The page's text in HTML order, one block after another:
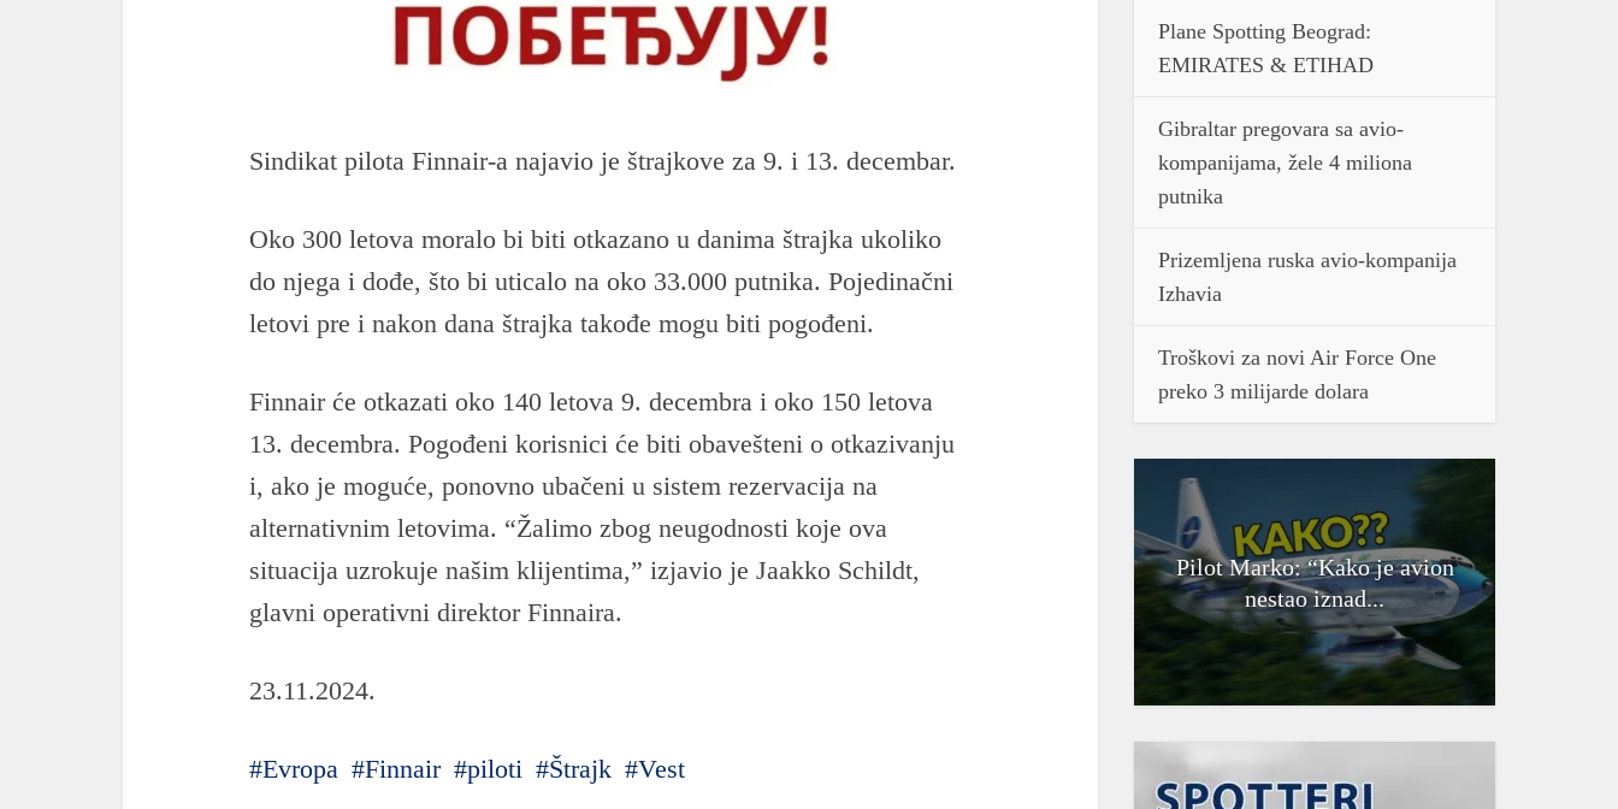
Sindikat pilota Finnair-a najavio je štrajkove za 9. i 13. decembar.
Oko 300 letova moralo bi biti otkazano u danima štrajka ukoliko
do njega i dođe, što bi uticalo na oko 33.000 putnika. Pojedinačni
letovi pre i nakon dana štrajka takođe mogu biti pogođeni.
Finnair će otkazati oko 140 letova 9. decembra i oko 150 letova
13. decembra. Pogođeni korisnici će biti obavešteni o otkazivanju
i, ako je moguće, ponovno ubačeni u sistem rezervacija na
alternativnim letovima. “Žalimo zbog neugodnosti koje ova
situacija uzrokuje našim klijentima,” izjavio je Jaakko Schildt,
glavni operativni direktor Finnaira.
23.11.2024.
Evropa Finnair piloti Štrajk Vest
Plane Spotting Beograd:
EMIRATES & ETIHAD
Gibraltar pregovara sa avio-
kompanijama, žele 4 miliona
putnika
Prizemljena ruska avio-kompanija
Izhavia
Troškovi za novi Air Force One
preko 3 milijarde dolara
Pilot Marko: “Kako je avion
nestao iznad...